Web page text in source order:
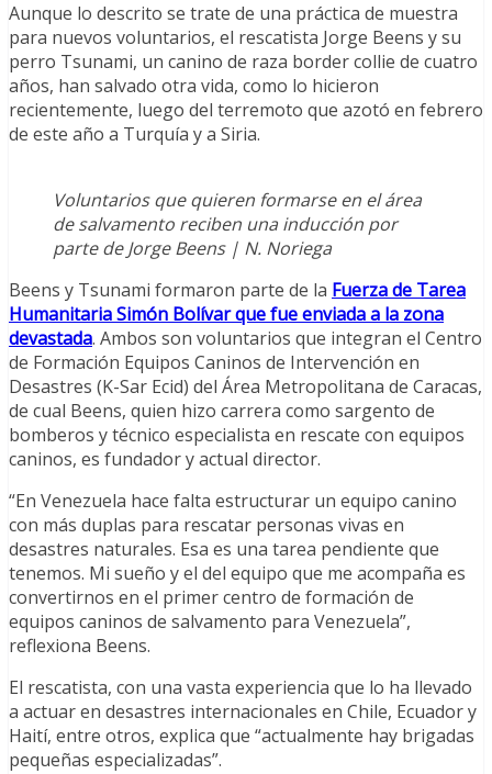
Aunque lo descrito se trate de una práctica de muestra
para nuevos voluntarios, el rescatista Jorge Beens y su
perro Tsunami, un canino de raza border collie de cuatro
años, han salvado otra vida, como lo hicieron
recientemente, luego del terremoto que azotó en febrero
de este año a Turquía y a Siria.
Voluntarios que quieren formarse en el área
de salvamento reciben una inducción por
parte de Jorge Beens | N. Noriega
Beens y Tsunami formaron parte de la Fuerza de Tarea
Humanitaria Simón Bolívar que fue enviada a la zona
devastada. Ambos son voluntarios que integran el Centro
de Formación Equipos Caninos de Intervención en
Desastres (K-Sar Ecid) del Área Metropolitana de Caracas,
de cual Beens, quien hizo carrera como sargento de
bomberos y técnico especialista en rescate con equipos
caninos, es fundador y actual director.
“En Venezuela hace falta estructurar un equipo canino
con más duplas para rescatar personas vivas en
desastres naturales. Esa es una tarea pendiente que
tenemos. Mi sueño y el del equipo que me acompaña es
convertirnos en el primer centro de formación de
equipos caninos de salvamento para Venezuela”,
reflexiona Beens.
El rescatista, con una vasta experiencia que lo ha llevado
a actuar en desastres internacionales en Chile, Ecuador y
Haití, entre otros, explica que “actualmente hay brigadas
pequeñas especializadas”.